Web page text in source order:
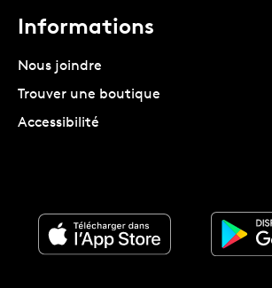
Informations
Nous joindre
Trouver une boutique
Accessibilité